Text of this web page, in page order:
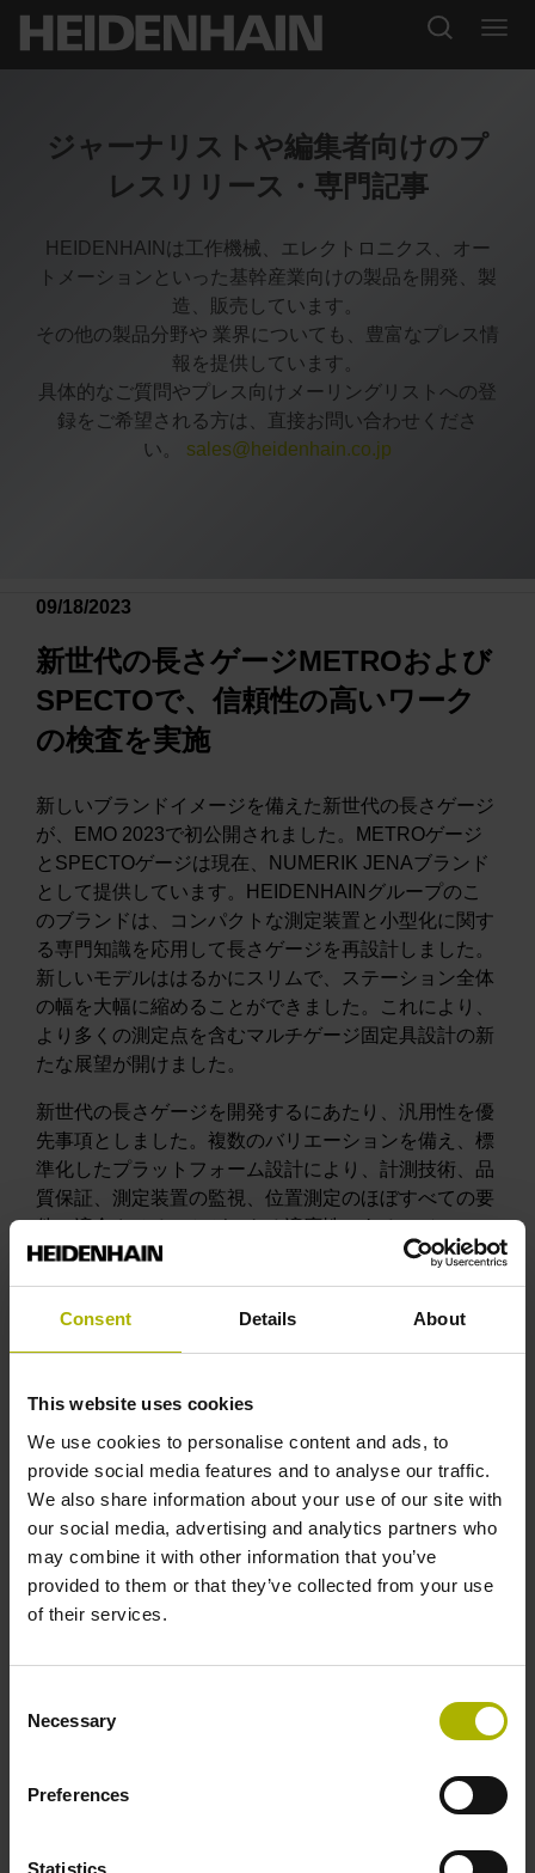
Consent Details About
This website uses cookies
We use cookies to personalise content and ads, to
provide social media features and to analyse our traffic.
We also share information about your use of our site with
our social media, advertising and analytics partners who
may combine it with other information that you’ve
provided to them or that they’ve collected from your use
of their services.
Selection
Necessary
Preferences
Statistics
ジャーナリストや編集者向けのプ
レスリリース・専門記事
HEIDENHAINは工作機械、エレクトロニクス、オー
トメーションといった基幹産業向けの製品を開発、製
造、販売しています。
その他の製品分野や 業界についても、豊富なプレス情
報を提供しています。
具体的なご質問やプレス向けメーリングリストへの登
録をご希望される方は、直接お問い合わせくださ
い。 sales@heidenhain.co.jp
09/18/2023
新世代の長さゲージMETROおよび
SPECTOで、信頼性の高いワーク
の検査を実施
新しいブランドイメージを備えた新世代の長さゲージ
が、EMO 2023で初公開されました。METROゲージ
とSPECTOゲージは現在、NUMERIK JENAブランド
として提供しています。HEIDENHAINグループのこ
のブランドは、コンパクトな測定装置と小型化に関す
る専門知識を応用して長さゲージを再設計しました。
新しいモデルははるかにスリムで、ステーション全体
の幅を大幅に縮めることができました。これにより、
より多くの測定点を含むマルチゲージ固定具設計の新
たな展望が開けました。
新世代の長さゲージを開発するにあたり、汎用性を優
先事項としました。複数のバリエーションを備え、標
準化したプラットフォーム設計により、計測技術、品
質保証、測定装置の監視、位置測定のほぼすべての要
件に適合させることができる適応性のあるモジュール
式システムが提供されます。そのため、必要な特性に
応じて選択することができます。
精度等級：±0.5 µm（METRO）または±1.0
µm（SPECTO）
測定長：12 mmまたは30 mm
シャフト径：両測定長とも8 mmに標準化
コネクタアウトレット：軸方向または半径方向
プランジャー駆動方式：空気圧もしくは内蔵スプリ
通信インターフェース：1 V PPまたはTTL
め、測定ステーションの初期セットアップ時の汎用性
が向上し、コストと労力を削減しながら既存のセット
アップ内での適応が容易になります。また、堅牢さ
と、測定範囲全体にわたり安定した高い精度が得られ